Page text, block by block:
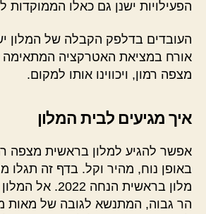
הפעילויות ישנן גם כאלו הממוקדות
העובדים בדלפק הקבלה של המלון
אורח במציאת האטרקציה המתאימה
מצפה רמון, ויכווינו אותו למקום.
איך מגיעים לבית המלון
אפשר להגיע למלון בראשית מצפה
באופן נוח, מהיר וקל. בדף זה תגלו
מלון בראשית
הר גבוה, המתנשא לגובה של מאות